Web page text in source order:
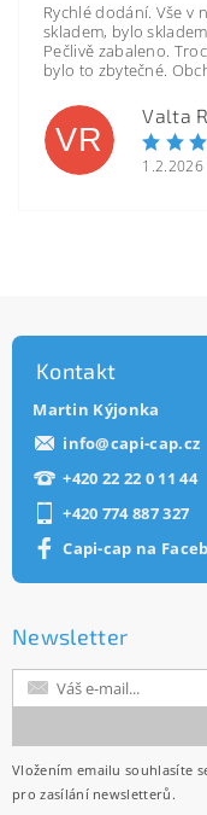
Rychlé dodání. Vše v
skladem, bylo
Pečlivě zabaleno.
bylo to zbytečné.
VR
Valta
1.2.2026
Kontakt
Martin Kýjonka
info@capi-cap.cz
+420 22 22 0 11 44
+420 774 887 327
Capi-cap na
Newsletter
Vložením emailu souhlasíte
pro zasílání newsletterů.